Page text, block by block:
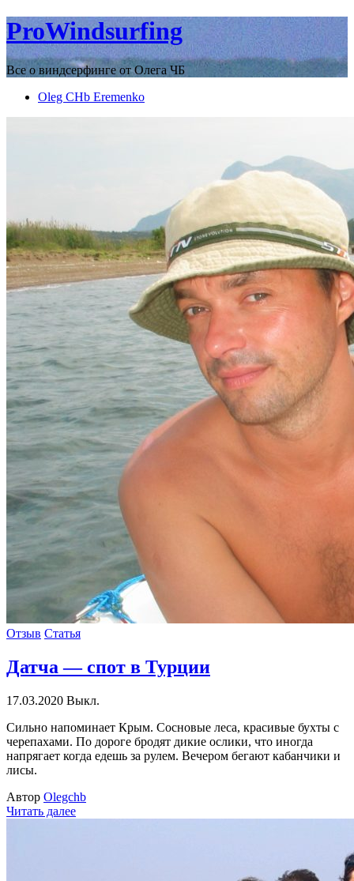
ProWindsurfing
Все о виндсерфинге от Олега ЧБ
Oleg CHb Eremenko
Отзыв Статья
Датча — спот в Турции
17.03.2020 Выкл.
Сильно напоминает Крым. Сосновые леса, красивые бухты с
черепахами. По дороге бродят дикие ослики, что иногда
напрягает когда едешь за рулем. Вечером бегают кабанчики и
лисы.
Автор Olegchb
Читать далее